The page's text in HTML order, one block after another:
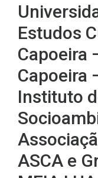
Estudos
Capoeira
Capoeira
Instituto
ASCA e